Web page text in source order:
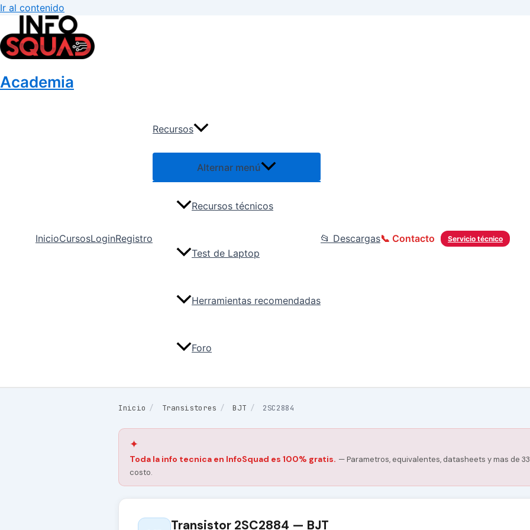
Ir al contenido
Academia
InicioCursosLoginRegistro
Recursos
Alternar menú
Recursos técnicos
Test de Laptop
Herramientas recomendadas
Foro
📂 Descargas Servicio técnico
📞 Contacto
Inicio / Transistores / BJT / 2SC2884
✦
Toda la info tecnica en InfoSquad es 100% gratis. — Parametros, equivalentes, datasheets y mas de
costo.
Transistor 2SC2884 — BJT